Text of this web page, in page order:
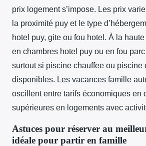
prix logement s’impose. Les prix
la proximité puy et le type
hotel puy, gite ou fou hotel. À la
en chambres hotel puy ou en fou
surtout si piscine chauffee ou piscine
disponibles. Les vacances famille
oscillent entre tarifs économiques en
supérieures en logements avec
Astuces pour réserver au
idéale pour partir en famille